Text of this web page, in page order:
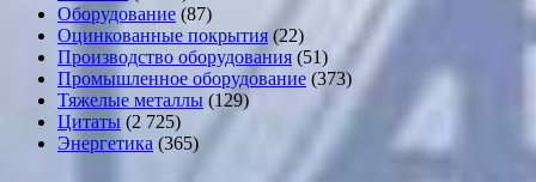
Оборудование (87)
Оцинкованные покрытия (22)
Производство оборудования (51)
Промышленное оборудование (373)
Тяжелые металлы (129)
Цитаты (2 725)
Энергетика (365)